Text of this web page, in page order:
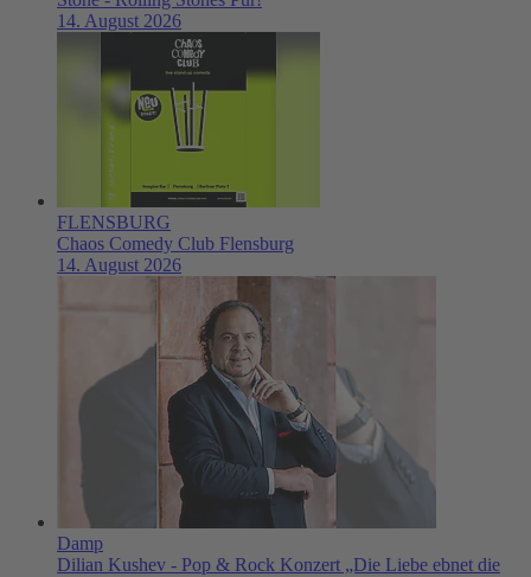
14. August 2026
FLENSBURG
Chaos Comedy Club Flensburg
14. August 2026
Damp
Dilian Kushev - Pop & Rock Konzert „Die Liebe ebnet die